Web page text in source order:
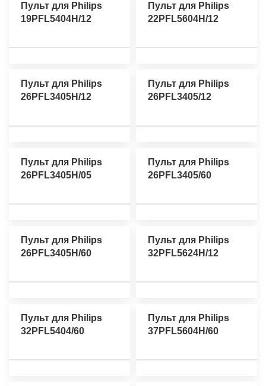
Пульт для Philips
19PFL5404H/12
Пульт для Philips
22PFL5604H/12
Пульт для Philips
26PFL3405H/12
Пульт для Philips
26PFL3405/12
Пульт для Philips
26PFL3405H/05
Пульт для Philips
26PFL3405/60
Пульт для Philips
26PFL3405H/60
Пульт для Philips
32PFL5624H/12
Пульт для Philips
32PFL5404/60
Пульт для Philips
37PFL5604H/60